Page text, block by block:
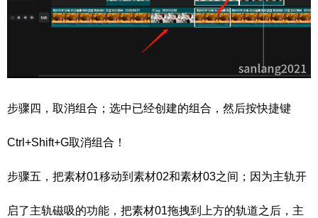
步骤四，取消组合；选中已经创建的组合，然后按快捷键
Ctrl+Shift+G取消组合！
步骤五，把素材01移动到素材02和素材03之间；因为主轨开
启了主轨磁吸的功能，把素材01拖拽到上方的轨道之后，主